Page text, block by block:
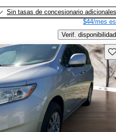
Sin tasas de concesionario adicionales
$44/mes
Verif. disponibilidad